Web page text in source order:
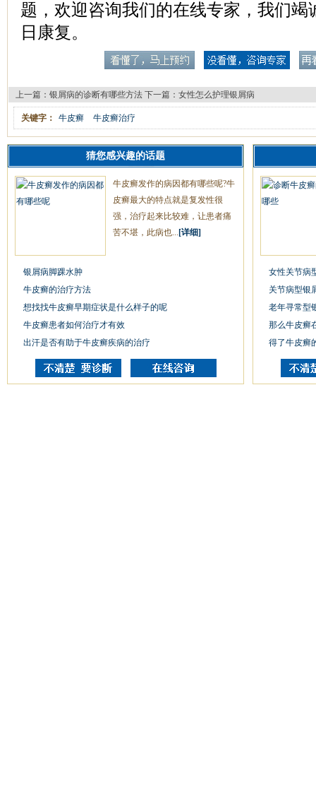
题，欢迎咨询我们的在线专家，我们竭
日康复。
上一篇： 银屑病的诊断有哪些方法 下一篇： 女性怎么护理银屑病
关键字： 牛皮癣 牛皮癣治疗
猜您感兴趣的话题
牛皮癣发作的病因都有哪些呢?牛
皮癣最大的特点就是复发性很
强，治疗起来比较难，让患者痛
苦不堪，此病也... [详细]
银屑病脚踝水肿
牛皮癣的治疗方法
想找找牛皮癣早期症状是什么样子的呢
牛皮癣患者如何治疗才有效
出汗是否有助于牛皮癣疾病的治疗
女性关节病
关节病型银
老年寻常型
那么牛皮癣
得了牛皮癣